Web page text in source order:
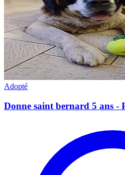
Adopté
Donne saint bernard 5 ans -